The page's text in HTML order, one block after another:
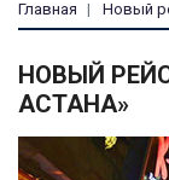
Главная Новый
НОВЫЙ
АСТАНА»